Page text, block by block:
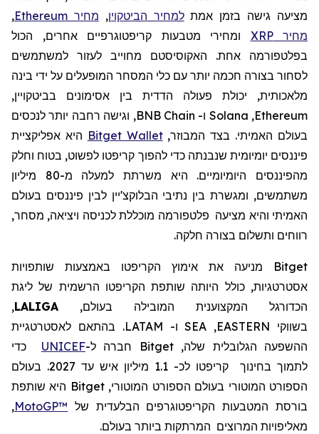
מציעה גישה בזמן אמתלמחיר הביטקוין, מחיר Ethereum
,
מחיר XRP
ומחירי מטבעות קריפטוגרפיים אחרים, הכול
בפלטפורמה אחת. האקוסיסטם מחוייב לעזור למשתמשים
לסחור בצורה חכמה יותר עם כלי המסחר המופעלים על ידי בינה
מלאכותית, יכולת פעולה הדדית בין אסימונים בביטקויין,
Ethereum
,
Solana ו- BNB Chain, וגישה רחבה יותר לנכסים
בעולם האמיתי. בצד המבוזר,Bitget Wallet היא אפליקציית
פיננסים יומיומית שנבנתה כדי להפוך קריפטו לפשוט, בטוח וחלק
מהפיננסים היומיומיים. היא
משרתת למעלה מ-80 מיליון
משתמשים, ומגשרת בין נתיבי הבלוקצ'יין לבין פיננסים בעולם
האמיתי והיא מציעה פלטפורמה מוכללת לכניסה ויציאה, מסחר,
רווחים ותשלום בצורה חלקה.
Bitget מניעה את אימוץ הקריפטו
באמצעות שותפויות
אסטרטגיות, כולל היותה שותפת הקריפטו הרשמית של ליגת
הכדורגל המקצוענית
המובילה בעולם, LALIGA
,
בשווקי EASTERN
,
SEA ו- LATAM
. בהתאם לאסטרטגיית
ההשפעה הגלובלית שלה, Bitget חברה ל-UNICEF
כדי
לתמוך בחינוך
קריפטו לכ- 1.1 מיליון איש עד 2027.
בעולם
הספורט המוטורי בעולם הספורט המוטורי, Bitget היא שותפת
בורסת המטבעות הקריפטוגרפים הבלעדית של MotoGP™
,
מאליפויות המרוצים המרתקות ביותר בעולם.